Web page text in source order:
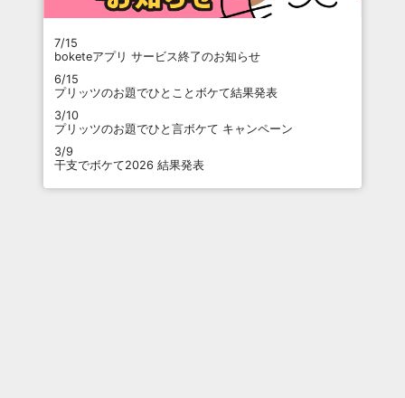
7/15
boketeアプリ サービス終了のお知らせ
6/15
プリッツのお題でひとことボケて結果発表
3/10
プリッツのお題でひと言ボケて キャンペーン
3/9
干支でボケて2026 結果発表